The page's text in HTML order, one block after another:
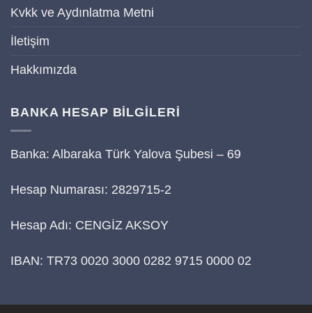
Kvkk ve Aydınlatma Metni
İletişim
Hakkımızda
BANKA HESAP BİLGİLERİ
Banka: Albaraka Türk Yalova Şubesi – 69
Hesap Numarası: 2829715-2
Hesap Adı: CENGİZ AKSOY
IBAN: TR73 0020 3000 0282 9715 0000 02